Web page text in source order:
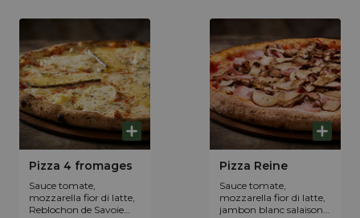
Pizza 4 fromages
Sauce tomate,
mozzarella fior di latte,
Reblochon de Savoie
Pizza Reine
Sauce tomate,
mozzarella fior di latte,
jambon blanc salaison